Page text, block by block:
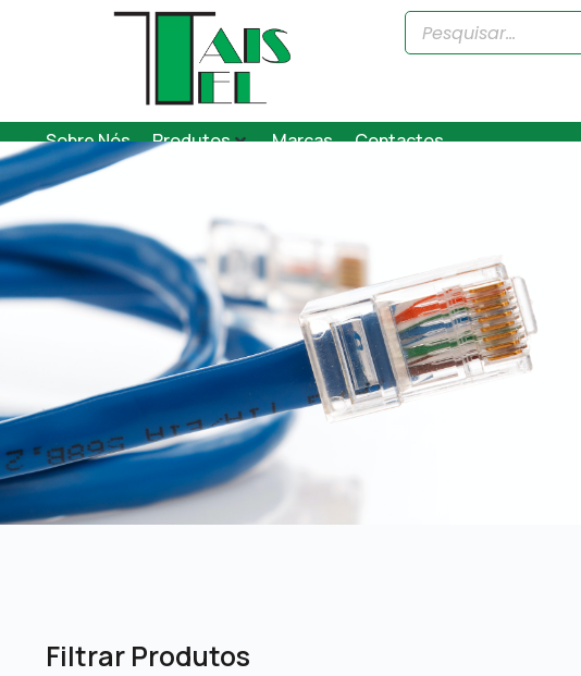
Sobre Nós Produtos Marcas Contactos
Filtrar Produtos